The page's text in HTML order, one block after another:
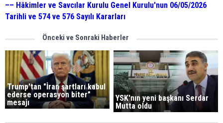
–– Hâkimler ve Savcılar Kurulu Genel Kurulu'nun 06/05/2026
Tarihli ve 574 ve 576 Sayılı Kararları
Önceki ve Sonraki Haberler
Trump'tan "İran şartları kabul
ederse operasyon biter"
mesajı
YSK'nın yeni başkanı Serdar
Mutta oldu